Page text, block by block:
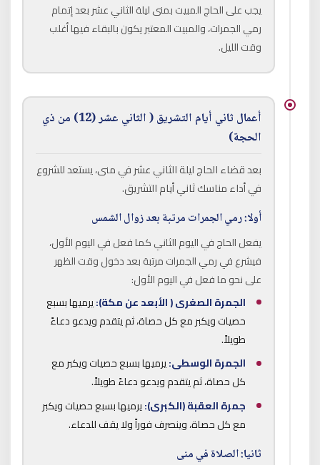
يجب على الحاج المبيت بمنى ليلة الثاني عشر بعد إتمام
رمي الجمرات، والمبيت المعتبر يكون بالبقاء فيها أغلب
وقت الليل.
أعمال ثاني أيام التشريق ( الثاني عشر (12) من ذي
الحجة)
بعد قضاء الحاج ليلة الثاني عشر في منى، يستعد للشروع
في أداء مناسك ثاني أيام التشريق.
أولا: رمي الجمرات مرتبة بعد زوال الشمس
يفعل الحاج في اليوم الثاني كما فعل في اليوم الأول،
فيشرع في رمي الجمرات مرتبة بعد دخول وقت الظهر
على نحو ما فعل في اليوم الأول:
الجمرة الصغرى ( الأبعد عن مكة):يرميها بسبع
حصيات ويكبر مع كل حصاة، ثم يتقدم ويدعو دعاءً
طويلاً.
الجمرة الوسطى:يرميها بسبع حصيات ويكبر مع
كل حصاة، ثم يتقدم ويدعو دعاءً طويلاً.
جمرة العقبة (الكبرى):يرميها بسبع حصيات ويكبر
مع كل حصاة، وينصرف فوراً ولا يقف للدعاء.
ثانيا: الصلاة في منى